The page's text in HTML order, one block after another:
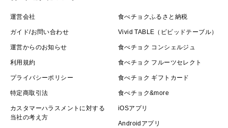
運営会社
ガイド/お問い合わせ
運営からのお知らせ
利用規約
プライバシーポリシー
特定商取引法
カスタマーハラスメントに対する
当社の考え方
食べチョクふるさと納税
Vivid TABLE（ビビッドテーブル）
食べチョク コンシェルジュ
食べチョク フルーツセレクト
食べチョク ギフトカード
食べチョク&more
iOSアプリ
Androidアプリ